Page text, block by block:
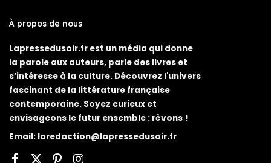
À propos de nous
Lapressedusoir.fr est un média qui donne
la parole aux auteurs, parle des livres et
s’intéresse à la culture. Découvrez l'univers
fascinant de la littérature française
contemporaine. Soyez curieux et
envisageons le futur ensemble : rêvons !
Email: laredaction@lapressedusoir.fr